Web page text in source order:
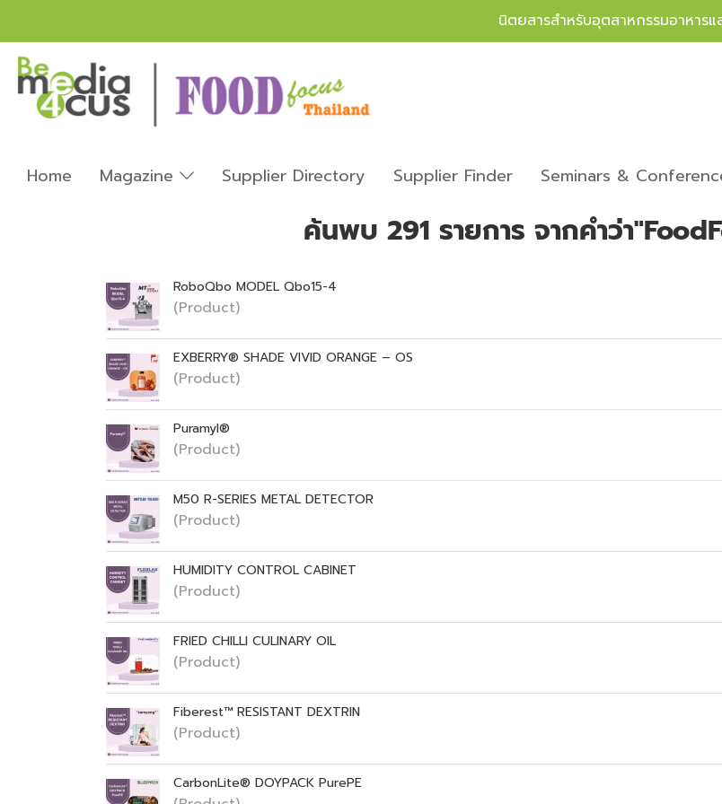
นิตยสารสำหรับอุตสาหกรรมอาหาร
Home Magazine Supplier Directory Supplier Finder Seminars &
ค้นพบ 291 รายการ จากคำว่า
RoboQbo MODEL Qbo15-4
(Product)
EXBERRY® SHADE VIVID ORANGE – OS
(Product)
Puramyl®
(Product)
M50 R-SERIES METAL DETECTOR
(Product)
HUMIDITY CONTROL CABINET
(Product)
FRIED CHILLI CULINARY OIL
(Product)
Fiberest™ RESISTANT DEXTRIN
(Product)
CarbonLite® DOYPACK PurePE